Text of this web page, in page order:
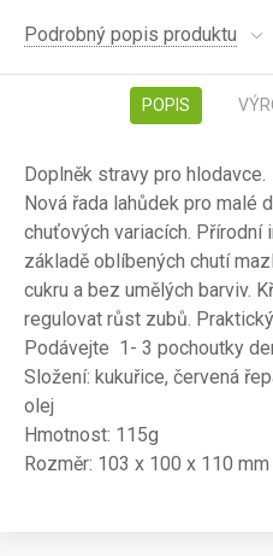
Podrobný popis produktu
POPIS
Doplněk stravy pro hlodavce.
Nová řada lahůdek pro malé
chuťových variacích. Přírodní
základě oblíbených chutí
cukru a bez umělých barviv.
regulovat růst zubů.
Podávejte 1- 3 pochoutky
Složení: kukuřice, červená
olej
Hmotnost: 115g
Rozměr: 103 x 100 x 110 mm